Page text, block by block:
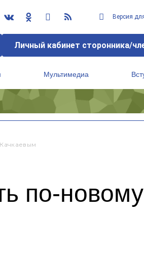
Версия
Личный кабинет сторонника/
Мультимедиа
по-